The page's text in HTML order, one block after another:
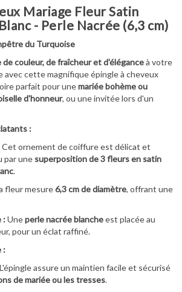
Mariage Fleur Satin
- Perle Nacrée (6,3 cm)
du Turquoise
couleur, de fraîcheur et d'éléganceà votre
avec cette magnifique épingle à cheveux
parfait pour unemariée bohème ou
d'honneur, ou une invitée lors d'un
:
Cet ornement de coiffure est délicat et
par une superposition de 3 fleurs en satin
.
fleur mesure6,3 cm de diamètre, offrant une
:Uneperle nacrée blancheest placée au
pour un éclat raffiné.
:
L'épingle assure un maintien facile et sécurisé
de mariée ou les tresses.